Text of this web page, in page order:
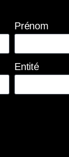
Prénom
Entité